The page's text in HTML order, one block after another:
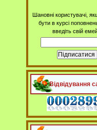
Шановні користувачі,
бути в курсі
введіть свій
Відвідування